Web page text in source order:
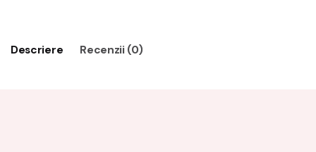
Descriere Recenzii (0)